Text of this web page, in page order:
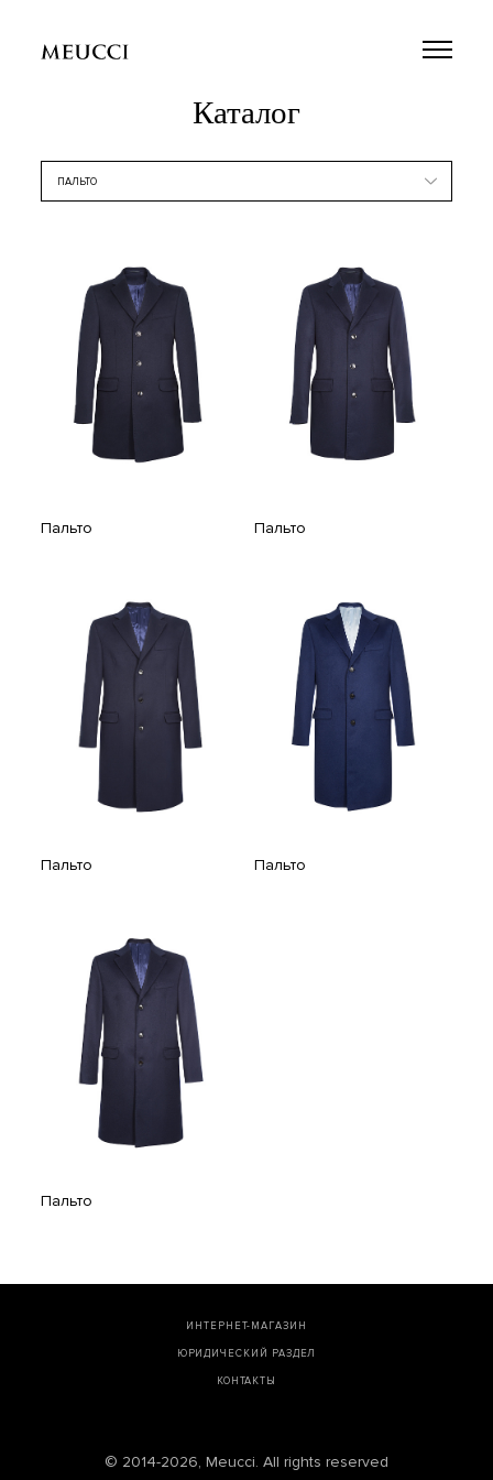
Каталог
ПАЛЬТО
Пальто Пальто
Пальто Пальто
Пальто
© 2014-2026, Meucci. All rights reserved
ИНТЕРНЕТ-МАГАЗИН
ЮРИДИЧЕСКИЙ РАЗДЕЛ
КОНТАКТЫ